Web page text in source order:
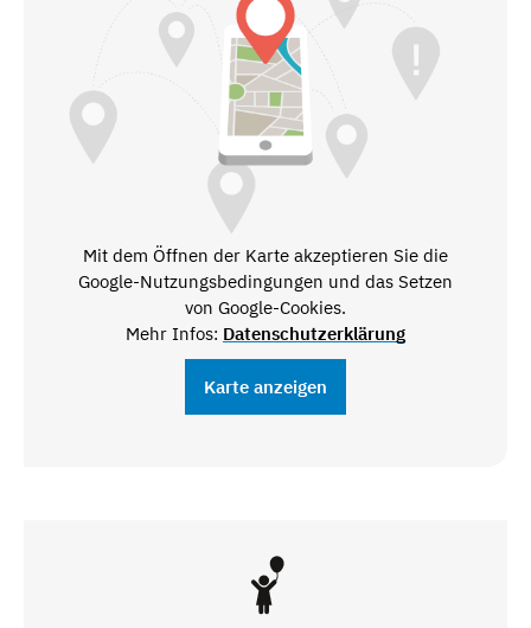
Mit dem Öffnen der Karte akzeptieren Sie die
Google-Nutzungsbedingungen und das Setzen
von Google-Cookies.
Mehr Infos: Datenschutzerklärung
Karte anzeigen